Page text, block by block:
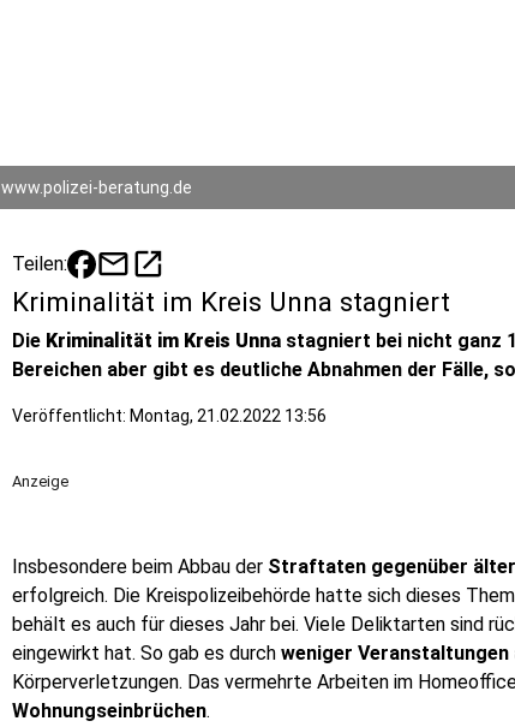
www.polizei-beratung.de
Teilen: mailopen_in_new
Kriminalität im Kreis Unna stagniert
Die Kriminalität im Kreis Unna stagniert bei nicht ganz
Bereichen aber gibt es deutliche Abnahmen der Fälle,
Veröffentlicht: Montag, 21.02.2022 13:56
Anzeige
Insbesondere beim Abbau der Straftaten gegenüber
erfolgreich. Die Kreispolizeibehörde hatte sich dieses
behält es auch für dieses Jahr bei. Viele Deliktarten sind
eingewirkt hat. So gab es durch weniger
Körperverletzungen. Das vermehrte Arbeiten im
Wohnungseinbrüchen.